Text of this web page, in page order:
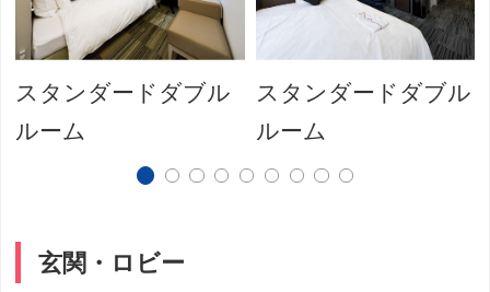
スタンダードダブル
ルーム
スタンダードダブル
ルーム
玄関・ロビー